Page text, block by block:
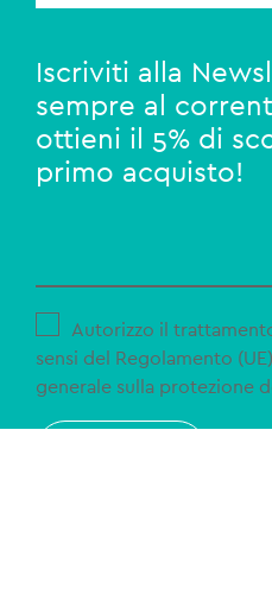
Iscriviti alla
sempre al
ottieni il 5% di
primo acquisto!
Autorizzo il
sensi del Regolamento
generale sulla protezione